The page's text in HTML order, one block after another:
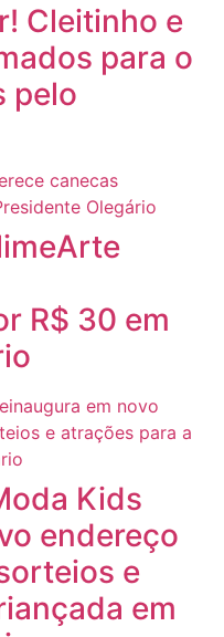
Cleitinho e
para o
pelo
R$ 30 em
Kids
endereço
e
em